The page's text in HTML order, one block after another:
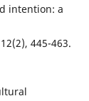
intention: a
445-463.